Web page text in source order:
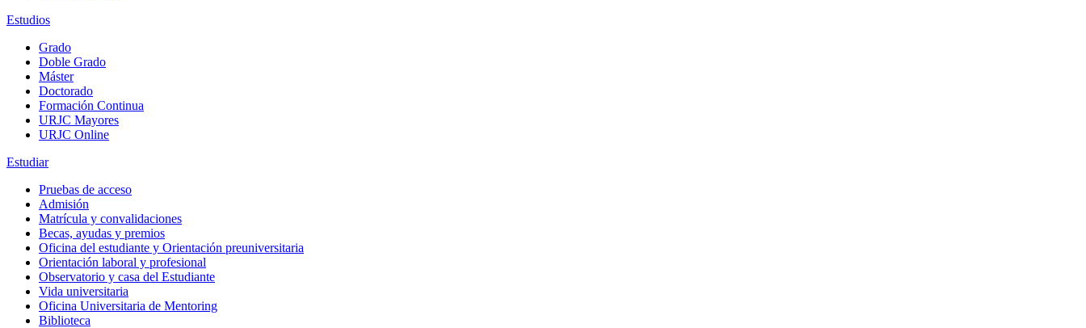
Estudios
Grado
Doble Grado
Máster
Doctorado
Formación Continua
URJC Mayores
URJC Online
Estudiar
Pruebas de acceso
Admisión
Matrícula y convalidaciones
Becas, ayudas y premios
Oficina del estudiante y Orientación preuniversitaria
Orientación laboral y profesional
Observatorio y casa del Estudiante
Vida universitaria
Oficina Universitaria de Mentoring
Biblioteca